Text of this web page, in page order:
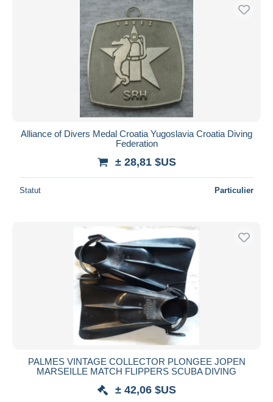
Alliance of Divers Medal Croatia Yugoslavia Croatia Diving
Federation
± 28,81 $US
Statut Particulier
PALMES VINTAGE COLLECTOR PLONGEE JOPEN
MARSEILLE MATCH FLIPPERS SCUBA DIVING
± 42,06 $US